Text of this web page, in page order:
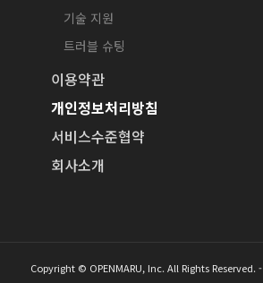
기술 지원
트러블 슈팅
이용약관
개인정보처리방침
서비스수준협약
회사소개
Copyright © OPENMARU, Inc. All Rights Reserved. -